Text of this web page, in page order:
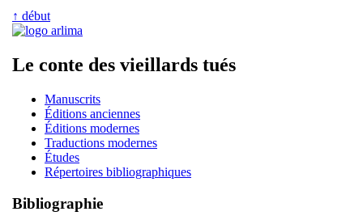
↑ début
Le conte des vieillards tués
Manuscrits
Éditions anciennes
Éditions modernes
Traductions modernes
Études
Répertoires bibliographiques
Bibliographie